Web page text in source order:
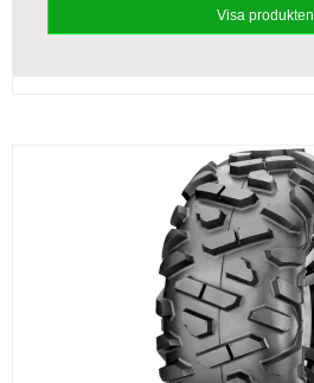
Visa produkten